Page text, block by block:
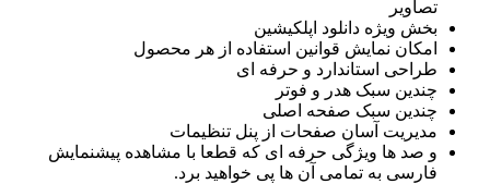
تصاویر
بخش ویژه دانلود اپلکیشین
امکان نمایش قوانین استفاده از هر محصول
طراحی استاندارد و حرفه ای
چندین سبک هدر و فوتر
چندین سبک صفحه اصلی
مدیریت آسان صفحات از پنل تنظیمات
و صد ها ویژگی حرفه ای که قطعا با مشاهده پیشنمایش
فارسی به تمامی آن ها پی خواهید برد.